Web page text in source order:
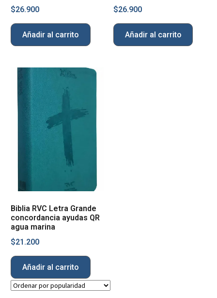
$26.900
Añadir al carrito
$26.900
Añadir al carrito
Biblia RVC Letra Grande
concordancia ayudas QR
agua marina
$21.200
Añadir al carrito